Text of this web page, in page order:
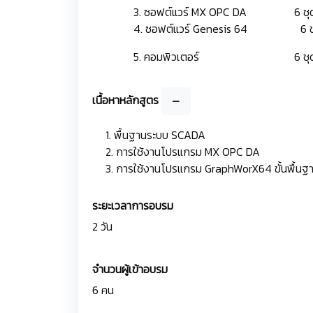
3. ซอฟต์แวร์ MX OPC DA 6 ชุ
4. ซอฟต์แวร์ Genesis 64
6
5. คอมพิวเตอร์ 6 ชุ
เนื้อหาหลักสูตร
1. พื้นฐานระบบ SCADA
2. การใช้งานโปรแกรม MX OPC DA
3. การใช้งานโปรแกรม GraphWorX64 ขั้นพื้นฐ
ระยะเวลาการอบรม
2 วัน
จำนวนผู้เข้าอบรม
6 คน